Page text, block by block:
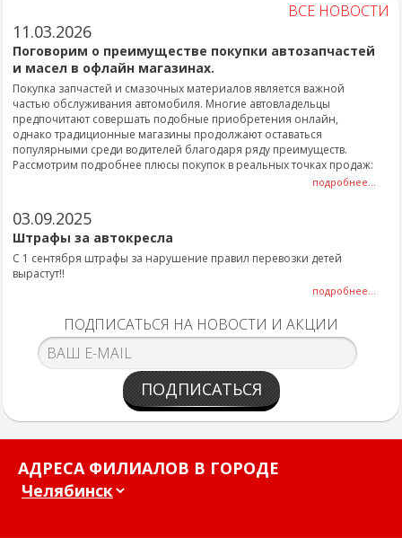
ВСЕ НОВОСТИ
11.03.2026
Поговорим о преимуществе покупки автозапчастей
и масел в офлайн магазинах.
Покупка запчастей и смазочных материалов является важной
частью обслуживания автомобиля. Многие автовладельцы
предпочитают совершать подобные приобретения онлайн,
однако традиционные магазины продолжают оставаться
популярными среди водителей благодаря ряду преимуществ.
Рассмотрим подробнее плюсы покупок в реальных точках продаж:
подробнее...
03.09.2025
Штрафы за автокресла
С 1 сентября штрафы за нарушение правил перевозки детей
вырастут!!
подробнее...
ПОДПИСАТЬСЯ НА НОВОСТИ И АКЦИИ
ПОДПИСАТЬСЯ
АДРЕСА ФИЛИАЛОВ В ГОРОДЕ